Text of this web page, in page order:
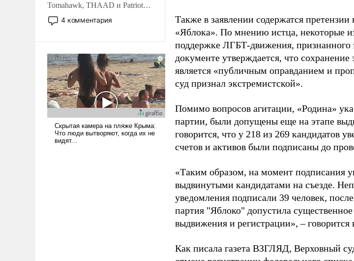
Tomahawk, THAAD и Patriot
США потребуется более трех
лет. Даже небольшая война с
Сложившаяся ситуация
означает многолетний период
уязвимости США, например,
перед Китаем.
4 комментария
Также в заявлении содержатся
«Яблока». По мнению истца, некоторые
поддержке ЛГБТ-движения,
документе утверждается, что
является «публичным оправданием и
суд признал экстремистской».
Помимо вопросов агитации, «Родина»
партии, были допущены еще на этапе
говорится, что у 218 из 269 кандидатов
счетов и активов были подписаны до
«Таким образом, на момент подписания
выдвинутыми кандидатами на съезде.
уведомления подписали 39 человек,
партия "Яблоко" допустила
выдвижения и регистрации», – говорится
Как писала газета ВЗГЛЯД, Верховный